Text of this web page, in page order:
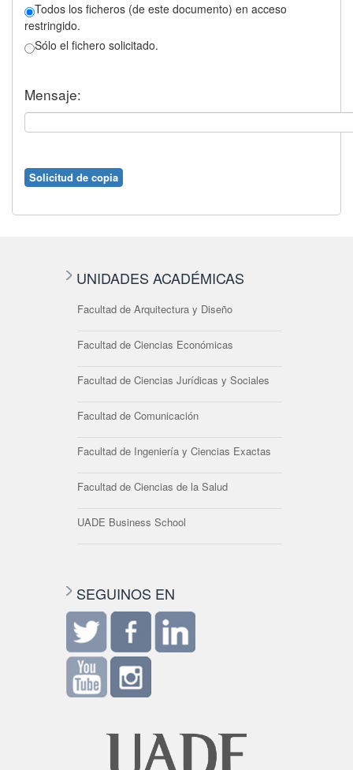
Todos los ficheros (de este documento) en acceso
restringido.
Sólo el fichero solicitado.
Mensaje:
UNIDADES ACADÉMICAS
Facultad de Arquitectura y Diseño
Facultad de Ciencias Económicas
Facultad de Ciencias Jurídicas y Sociales
Facultad de Comunicación
Facultad de Ingeniería y Ciencias Exactas
Facultad de Ciencias de la Salud
UADE Business School
SEGUINOS EN